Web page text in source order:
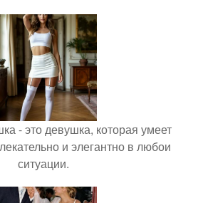
- это девушка, которая умеет
и элегантно в любои
ситуации.